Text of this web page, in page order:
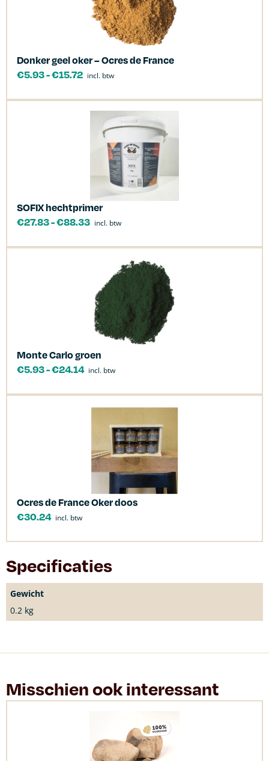
Donker geel oker – Ocres de France
€5.93-€15.72 incl. btw
SOFIX hechtprimer
€27.83-€88.33 incl. btw
Monte Carlo groen
€5.93-€24.14 incl. btw
Ocres de France Oker doos
€30.24 incl. btw
Specificaties
Gewicht
0.2 kg
Misschien ook interessant